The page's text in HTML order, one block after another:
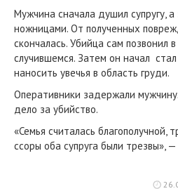
Мужчина сначала душил супругу,
ножницами. От полученных
скончалась. Убийца сам позвонил
случившемся. Затем он начал
наносить увечья в область груди.
Оперативники задержали
дело за убийство.
«Семья считалась благополучной,
ссоры оба супруга были трезвы»,